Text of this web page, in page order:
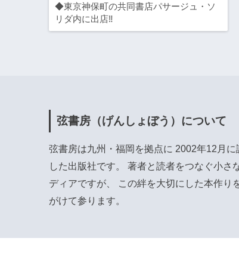
◆東京神保町の共同書店パサージュ・ソ
リダ内に出店‼
弦書房（げんしょぼう）について
弦書房は九州・福岡を拠点に 2002年12月に
した出版社です。 著者と読者をつなぐ小さ
ディアですが、 この絆を大切にした本作り
がけて参ります。